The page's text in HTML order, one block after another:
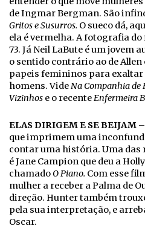
de Ingmar Bergman. São
Gritos e Susurros. O sueco dá,
ela é vermelha. A fotografia
73. Já Neil LaBute é um jovem
o sentido contrário ao de
papeis femininos para exaltar
homens. VideNa Companhia de
Vizinhos e o recenteEnfermeira
ELAS DIRIGEM E SE BEIJAM
que imprimem uma
contar uma história. Uma das
é Jane Campion que deu a
chamadoO Piano. Com esse
mulher a receber a Palma de
direção. Hunter também
pela sua interpretação, e
Oscar.